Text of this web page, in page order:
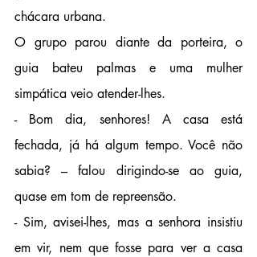
chácara urbana.
O grupo parou diante da porteira, o
guia bateu palmas e uma mulher
simpática veio atender-lhes.
- Bom dia, senhores! A casa está
fechada, já há algum tempo. Você não
sabia? – falou dirigindo-se ao guia,
quase em tom de repreensão.
- Sim, avisei-lhes, mas a senhora insistiu
em vir, nem que fosse para ver a casa